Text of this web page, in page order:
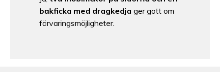
bakficka med dragkedja ger gott om
förvaringsmöjligheter.